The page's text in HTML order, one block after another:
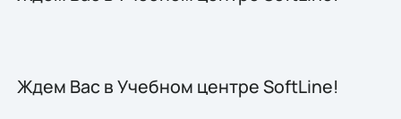
Ждем Вас в Учебном центре SoftLine!